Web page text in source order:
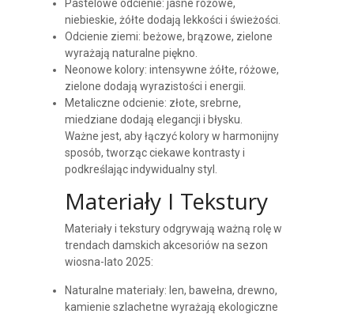
Pastelowe odcienie: jasne różowe,
niebieskie, żółte dodają lekkości i świeżości.
Odcienie ziemi: beżowe, brązowe, zielone
wyrażają naturalne piękno.
Neonowe kolory: intensywne żółte, różowe,
zielone dodają wyrazistości i energii.
Metaliczne odcienie: złote, srebrne,
miedziane dodają elegancji i błysku.
Ważne jest, aby łączyć kolory w harmonijny
sposób, tworząc ciekawe kontrasty i
podkreślając indywidualny styl.
Materiały I Tekstury
Materiały i tekstury odgrywają ważną rolę w
trendach damskich akcesoriów na sezon
wiosna-lato 2025:
Naturalne materiały: len, bawełna, drewno,
kamienie szlachetne wyrażają ekologiczne